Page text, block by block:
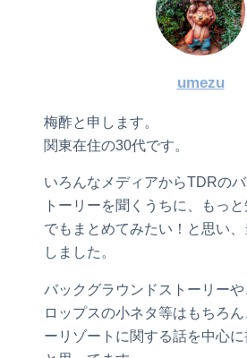
umezu
梅酢と申します。
関東在住の30代です。
いろんなメディアからTDRの
トーリーを聞くうちに、もっ
でもまとめてみたい！と思い
しました。
バックグラウンドストーリー
ロップスの小ネタ等はもちろ
ーリゾートに関する話を中心